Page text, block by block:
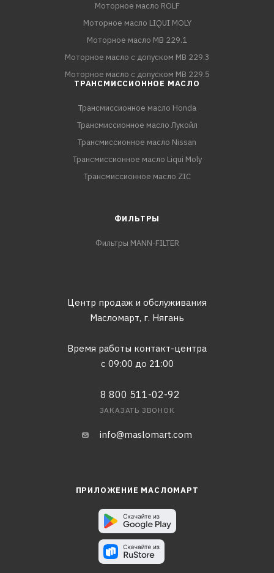
Моторное масло ROLF
Моторное масло LIQUI MOLY
Моторное масло MB 229.1
Моторное масло с допуском MB 229.3
Моторное масло с допуском MB 229.5
ТРАНСМИССИОННОЕ МАСЛО
Трансмиссионное масло Honda
Трансмиссионное масло Лукойл
Трансмиссионное масло Nissan
Трансмиссионное масло Liqui Moly
Трансмиссионное масло ZIC
ФИЛЬТРЫ
Фильтры MANN-FILTER
Центр продаж и обслуживания
Масломарт, г. Нягань
Время работы контакт-центра
с 09:00 до 21:00
8 800 511-02-92
ЗАКАЗАТЬ ЗВОНОК
info@maslomart.com
ПРИЛОЖЕНИЕ МАСЛОМАРТ